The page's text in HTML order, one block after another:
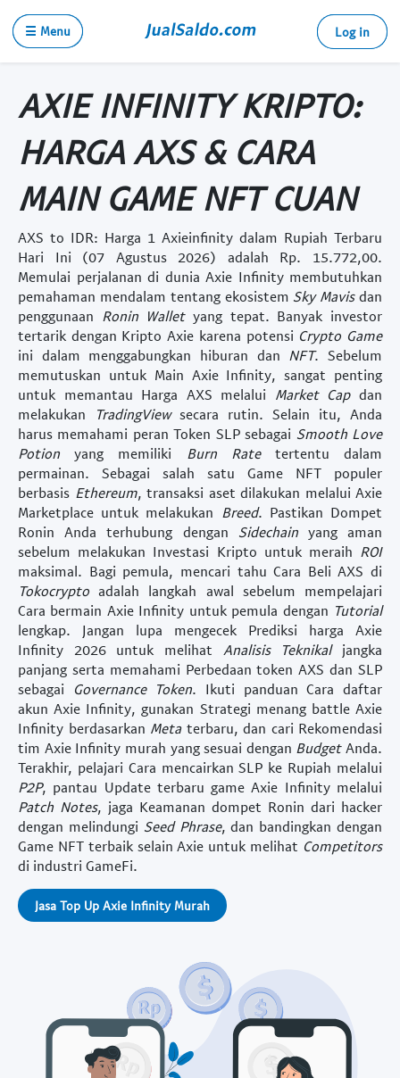
☰ Menu Log in
AXIE INFINITY KRIPTO:
HARGA AXS & CARA
MAIN GAME NFT CUAN
AXS to IDR: Harga 1 Axieinfinity dalam Rupiah Terbaru
Hari Ini (07 Agustus 2026) adalah Rp. 15.772,00.
Memulai perjalanan di dunia Axie Infinitymembutuhkan
pemahaman mendalam tentang ekosistem Sky Mavisdan
penggunaan Ronin Walletyang tepat. Banyak investor
tertarik dengan Kripto Axie karena potensi Crypto Game
ini dalam menggabungkan hiburan dan NFT. Sebelum
memutuskan untuk Main Axie Infinity, sangat penting
untuk memantau Harga AXS melalui Market Capdan
melakukan
TradingViewsecara rutin. Selain itu, Anda
harus memahami peranToken SLPsebagai Smooth Love
Potion yang memiliki Burn Ratetertentu dalam
permainan. Sebagai salah satu Game NFT populer
berbasis Ethereum, transaksi aset dilakukan melalui Axie
Marketplace untuk melakukan Breed. Pastikan Dompet
Ronin Anda terhubung dengan Sidechainyang aman
sebelum melakukan Investasi Kripto untuk meraih ROI
maksimal. Bagi pemula, mencari tahuCara Beli AXS di
Tokocrypto adalah langkah awal sebelum mempelajari
Cara bermain Axie Infinity untuk pemula dengan Tutorial
lengkap. Jangan lupa mengecek Prediksi harga Axie
Infinity 2026untuk melihat Analisis Teknikaljangka
panjang serta memahami Perbedaan token AXS dan SLP
sebagai
Governance Token. Ikuti panduanCara daftar
akun Axie Infinity, gunakan Strategi menang battle Axie
Infinity berdasarkan Metaterbaru, dan cari Rekomendasi
tim Axie Infinity murah yang sesuai dengan BudgetAnda.
Terakhir, pelajari Cara mencairkan SLP ke Rupiah melalui
P2P, pantau Update terbaru game Axie Infinitymelalui
Patch Notes, jaga Keamanan dompet Ronin dari hacker
dengan melindungi Seed Phrase, dan bandingkan dengan
Game NFT terbaik selain Axie untuk melihat Competitors
di industri GameFi.
Jasa Top Up Axie Infinity Murah